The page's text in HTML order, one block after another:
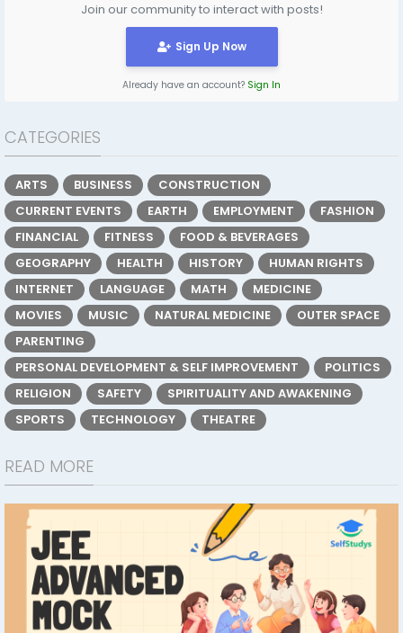
Join our community to interact with posts!
Sign Up Now
Already have an account? Sign In
CATEGORIES
ARTS BUSINESS
CONSTRUCTION
CURRENT EVENTS
EARTH EMPLOYMENT
FASHION
FINANCIAL
FITNESS
FOOD & BEVERAGES
GEOGRAPHY
HEALTH HISTORY
HUMAN RIGHTS
INTERNET
LANGUAGE MATH
MEDICINE
MOVIES
MUSIC NATURAL MEDICINE
OUTER SPACE
PARENTING
PERSONAL DEVELOPMENT & SELF IMPROVEMENT
POLITICS
RELIGION
SAFETY
SPIRITUALITY AND AWAKENING
SPORTS
TECHNOLOGY THEATRE
READ MORE